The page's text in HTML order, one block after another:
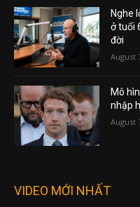
Nghe
ở tuổi
đời
August
Mô
nhập
August
VIDEO MỚI NHẤT